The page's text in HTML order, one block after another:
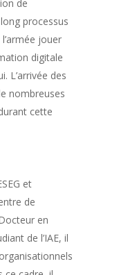
de
processus
jouer
digitale
L’arrivée des
nombreuses
cette
et
de
en
de l’IAE, il